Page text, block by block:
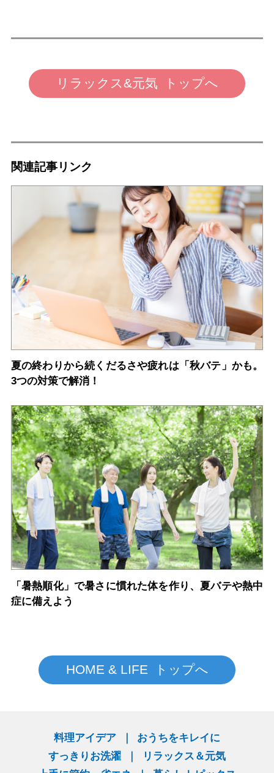
リラックス&元気 トップへ
関連記事リンク
夏の終わりから続くだるさや疲れは「秋バテ」かも。
3つの対策で解消！
「暑熱順化」で暑さに慣れた体を作り、夏バテや熱中
症に備えよう
HOME & LIFE トップへ
料理アイデア
おうちをキレイに
すっきりお洗濯
リラックス＆元気